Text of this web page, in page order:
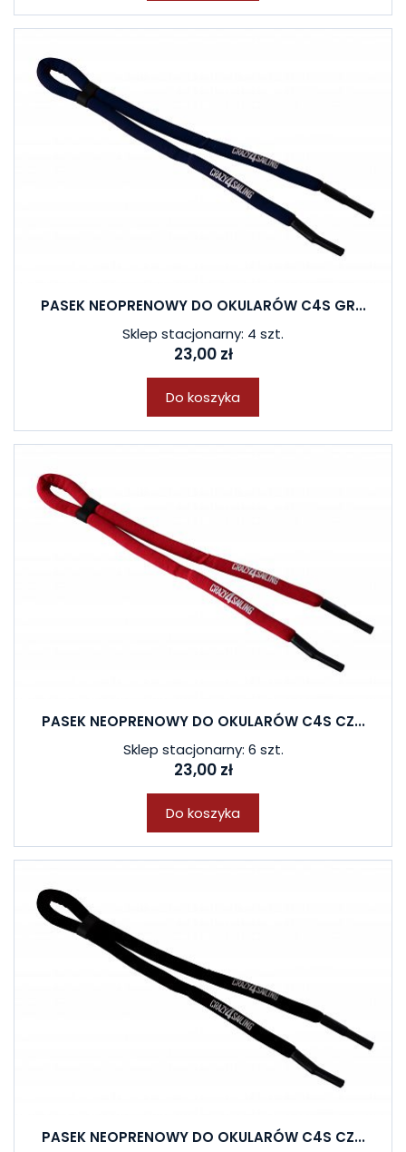
PASEK NEOPRENOWY DO OKULARÓW C4S GR...
Sklep stacjonarny: 4 szt.
23,00 zł
Do koszyka
PASEK NEOPRENOWY DO OKULARÓW C4S CZ...
Sklep stacjonarny: 6 szt.
23,00 zł
Do koszyka
PASEK NEOPRENOWY DO OKULARÓW C4S CZ...